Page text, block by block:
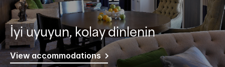
İyi uyuyun, kolay dinlenin
View accommodations